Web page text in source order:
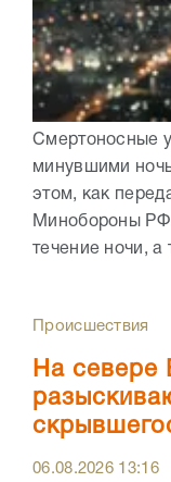
Смертоносные
минувшими
этом, как
Минобороны
течение ночи, а
Происшествия
На севере
06.08.2026 13:16